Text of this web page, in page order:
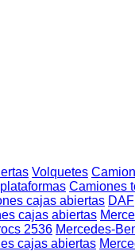
Volquetes
Camiones
cajas abiertas DAF
cajas abiertas
2536 Mercedes-
cajas abiertas